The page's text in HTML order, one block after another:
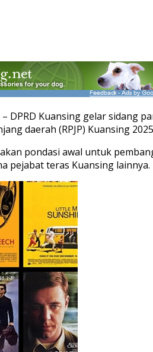
DPRD Kuansing gelar sidang
daerah (RPJP) Kuansing
pondasi awal untuk
pejabat teras Kuansing lainnya.